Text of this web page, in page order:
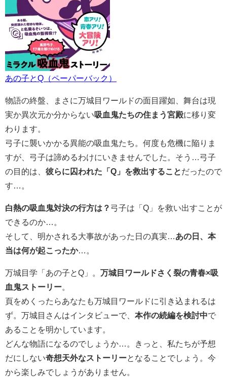
あの子とQ（ペーパーバック）
物語の終盤、まさに万城目ワールドの面目躍如、舞台は現
実か異次元か分からない吸血鬼たちの住まう宮殿に移り変
わります。
弓子に襲いかかる異能の吸血鬼たち。何度も危機に陥りま
すが、弓子は諦めるわけにいきませんでした。そう…弓子
の目的は、 彼らに囚われた「Q」を救出することだったので
す…。
白熱の吸血鬼対決の行方は？ 弓子は「Q」を救い出すことが
できるのか…。
そして、明かされる大事故があった日の真実…あの日、本
当は何が起こったか…。
万城目学「あの子とQ」。 万城目ワールドさく裂の青春×吸
血鬼ストーリー。
頁をめくったらあなたも万城目ワールドに引き込まれるは
ず。万城目さんはインタビューで、 本作の続編を検討中で
あることを明かしています。
どんな物語になるのでしょうか…。きっと、私たちが予想
だにしない奇想天外なストーリーとなることでしょう。今
から楽しみでしょうがありません。